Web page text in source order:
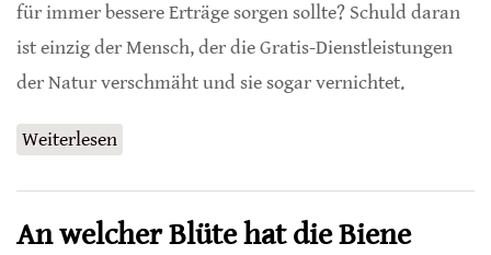
für immer bessere Erträge sorgen sollte? Schuld daran
ist einzig der Mensch, der die Gratis-Dienstleistungen
der Natur verschmäht und sie sogar vernichtet.
Weiterlesen
An welcher Blüte hat die Biene